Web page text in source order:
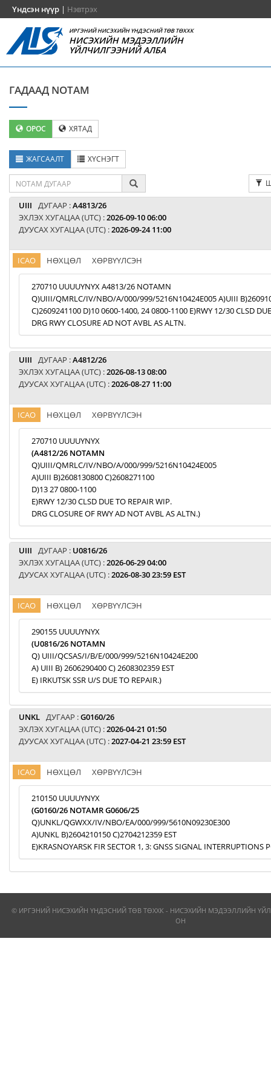
Үндсэн нүүр | Нэвтрэх
ИРГЭНИЙ НИСЭХИЙН ҮНДЭСНИЙ ТӨВ ТӨХХК
НИСЭХИЙН МЭДЭЭЛЛИЙН
ҮЙЛЧИЛГЭЭНИЙ АЛБА
ГАДААД NOTAM
ОРОС ХЯТАД
ЖАГСААЛТ ХҮСНЭГТ
UIII ДУГААР :A4813/26
ЭХЛЭХ ХУГАЦАА (UTC) :2026-09-10 06:00
ДУУСАХ ХУГАЦАА (UTC) :2026-09-24 11:00
ICAO НӨХЦӨЛ ХӨРВҮҮЛСЭН
270710 UUUUYNYX A4813/26 NOTAMN
Q)UIII/QMRLC/IV/NBO/A/000/999/5216N10424E005 A)UIII
C)2609241100 D)10 0600-1400, 24 0800-1100 E)RWY 12/30 CLSD
DRG RWY CLOSURE AD NOT AVBL AS ALTN.
UIII ДУГААР :A4812/26
ЭХЛЭХ ХУГАЦАА (UTC) :2026-08-13 08:00
ДУУСАХ ХУГАЦАА (UTC) :2026-08-27 11:00
ICAO НӨХЦӨЛ ХӨРВҮҮЛСЭН
270710 UUUUYNYX
(A4812/26 NOTAMN
Q)UIII/QMRLC/IV/NBO/A/000/999/5216N10424E005
A)UIII B)2608130800 C)2608271100
D)13 27 0800-1100
E)RWY 12/30 CLSD DUE TO REPAIR WIP.
DRG CLOSURE OF RWY AD NOT AVBL AS ALTN.)
UIII ДУГААР : U0816/26
ЭХЛЭХ ХУГАЦАА (UTC) :2026-06-29 04:00
ДУУСАХ ХУГАЦАА (UTC) :2026-08-30 23:59 EST
ICAO НӨХЦӨЛ ХӨРВҮҮЛСЭН
290155 UUUUYNYX
(U0816/26 NOTAMN
Q) UIII/QCSAS/I/B/E/000/999/5216N10424E200
A) UIII B) 2606290400 C) 2608302359 EST
E) IRKUTSK SSR U/S DUE TO REPAIR.)
UNKL ДУГААР :G0160/26
ЭХЛЭХ ХУГАЦАА (UTC) :2026-04-21 01:50
ДУУСАХ ХУГАЦАА (UTC) :2027-04-21 23:59 EST
ICAO НӨХЦӨЛ ХӨРВҮҮЛСЭН
210150 UUUUYNYX
(G0160/26 NOTAMR G0606/25
Q)UNKL/QGWXX/IV/NBO/EA/000/999/5610N09230E300
A)UNKL B)2604210150 C)2704212359 EST
E)KRASNOYARSK FIR SECTOR 1, 3: GNSS SIGNAL INTERRUPTIONS
© ИРГЭНИЙ НИСЭХИЙН ҮНДЭСНИЙ ТӨВ ТӨХХК - НИСЭХИЙН МЭДЭЭЛЛИЙН
ОН